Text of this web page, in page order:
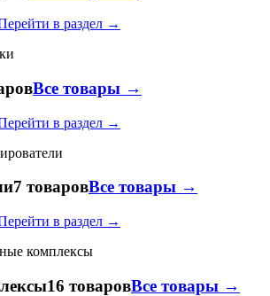
в раздел →
Все товары →
в раздел →
7 товаровВсе товары →
в раздел →
комплексы
16 товаровВсе товары →